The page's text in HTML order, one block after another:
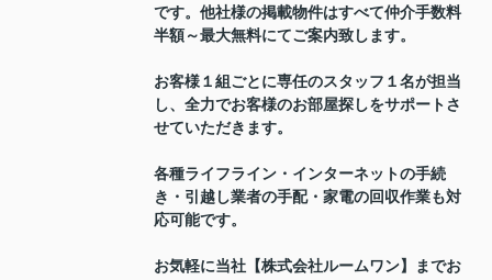
です。他社様の掲載物件はすべて仲介手数料
半額～最大無料にてご案内致します。
お客様１組ごとに専任のスタッフ１名が担当
し、全力でお客様のお部屋探しをサポートさ
せていただきます。
各種ライフライン・インターネットの手続
き・引越し業者の手配・家電の回収作業も対
応可能です。
お気軽に当社【株式会社ルームワン】までお